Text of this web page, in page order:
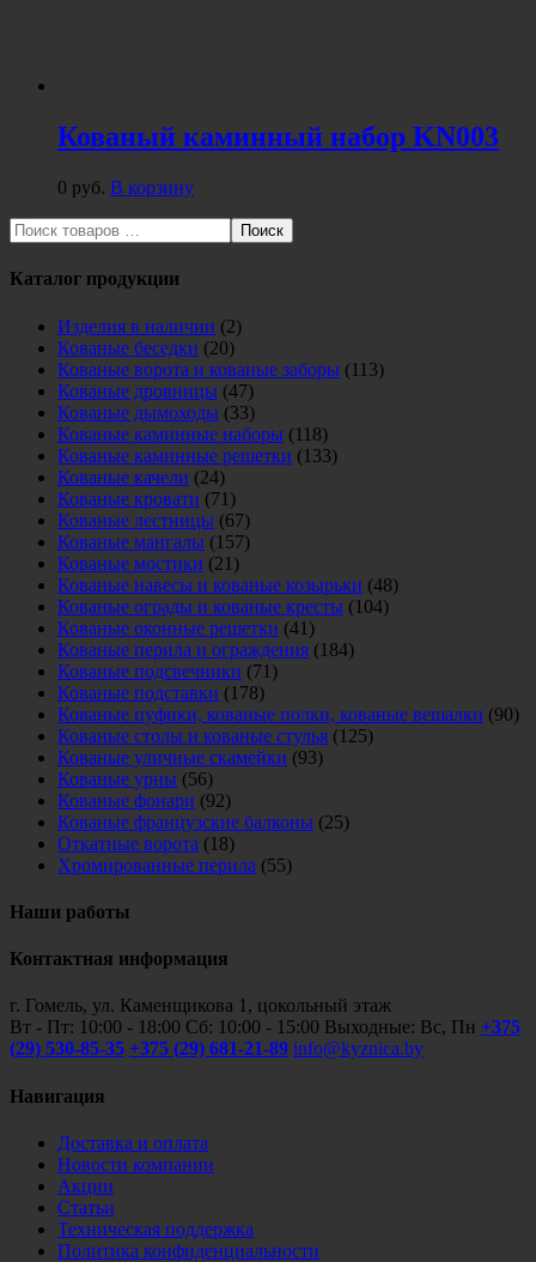
Кованый каминный набор KN003
0 руб. В корзину
Поиск
Каталог продукции
Изделия в наличии (2)
Кованые беседки (20)
Кованые ворота и кованые заборы (113)
Кованые дровницы (47)
Кованые дымоходы (33)
Кованые каминные наборы (118)
Кованые каминные решетки (133)
Кованые качели (24)
Кованые кровати (71)
Кованые лестницы (67)
Кованые мангалы (157)
Кованые мостики (21)
Кованые навесы и кованые козырьки (48)
Кованые ограды и кованые кресты (104)
Кованые оконные решетки (41)
Кованые перила и ограждения (184)
Кованые подсвечники (71)
Кованые подставки (178)
Кованые пуфики, кованые полки, кованые вешалки (90)
Кованые столы и кованые стулья (125)
Кованые уличные скамейки (93)
Кованые урны (56)
Кованые фонари (92)
Кованые французские балконы (25)
Откатные ворота (18)
Хромированные перила (55)
Наши работы
Контактная информация
г. Гомель, ул. Каменщикова 1, цокольный этаж
Вт - Пт: 10:00 - 18:00 Сб: 10:00 - 15:00 Выходные: Вс, Пн +375
(29) 530-85-35 +375 (29) 681-21-89 info@kyznica.by
Навигация
Доставка и оплата
Новости компании
Акции
Статьи
Техническая поддержка
Политика конфиденциальности